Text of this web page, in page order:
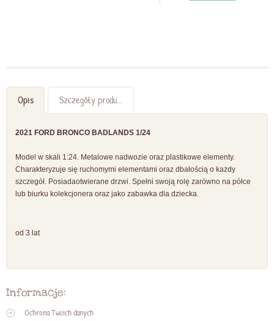
Opis Szczegóły produktu
2021 FORD BRONCO BADLANDS 1/24
Model w skali 1:24. Metalowe nadwozie oraz plastikowe elementy.
Charakteryzuje się ruchomymi elementami oraz dbałością o każdy
szczegół. Posiadaotwierane drzwi. Spełni swoją rolę zarówno na półce
lub biurku kolekcjonera oraz jako zabawka dla dziecka.
od 3 lat
Informacje:
Ochrona Twoich danych